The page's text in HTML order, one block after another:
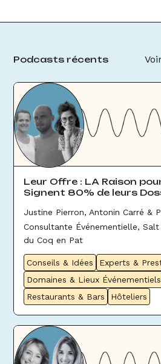
Podcasts récents
Leur Offre : LA Raison
Signent 80% de leurs
Justine Pierron, Antonin Carré &
Consultante Événementielle,
du Coq en Pat
Conseils & Idées
Experts &
Domaines & Lieux Événementiels
Restaurants & Bars
Hôteliers